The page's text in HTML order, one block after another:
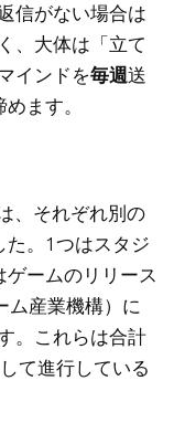
信がない場合は
、大体は「立て
インドを毎週送
ます。
、それぞれ別の
た。1つはスタジ
ームのリリース
ム産業機構）に
。これらは合計
て進行している